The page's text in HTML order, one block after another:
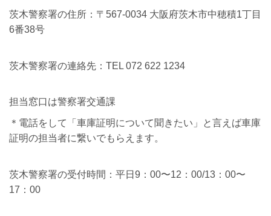
茨木警察署の住所：〒567-0034 大阪府茨木市中穂積1丁目
6番38号
茨木警察署の連絡先：TEL 072 622 1234
担当窓口は警察署交通課
＊電話をして「車庫証明について聞きたい」と言えば車庫
証明の担当者に繋いでもらえます。
茨木警察署の受付時間：平日9：00〜12：00/13：00〜
17：00